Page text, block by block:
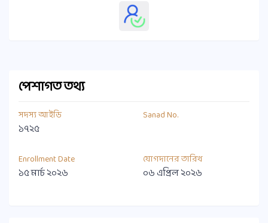
পেশাগত তথ্য
সদস্য আইডি
১৭২৫
Sanad No.
Enrollment Date
১৫ মার্চ ২০২৬
যোগদানের তারিখ
০৬ এপ্রিল ২০২৬